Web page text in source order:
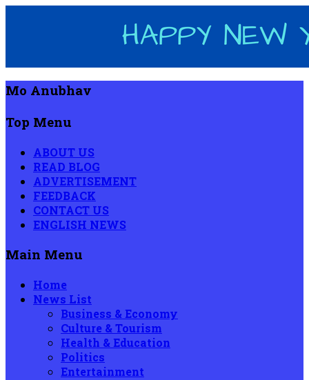
Mo Anubhav
Top Menu
ABOUT US
READ BLOG
ADVERTISEMENT
FEEDBACK
CONTACT US
ENGLISH NEWS
Main Menu
Home
News List
Business & Economy
Culture & Tourism
Health & Education
Politics
Entertainment